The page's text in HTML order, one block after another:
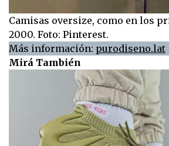
Camisas oversize, como en los
2000. Foto: Pinterest.
Más información: purodiseno.lat
Mirá También